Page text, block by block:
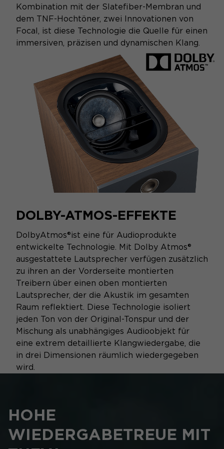
Kombination mit der Slatefiber-Membran und
dem TNF-Hochtöner, zwei Innovationen von
Focal, ist diese Technologie die Quelle für einen
immersiven, präzisen und dynamischen Klang.
DOLBY-ATMOS-EFFEKTE
DolbyAtmos®ist eine für Audioprodukte
entwickelte Technologie. Mit Dolby Atmos®
ausgestattete Lautsprecher verfügen zusätzlich
zu ihren an der Vorderseite montierten
Treibern über einen oben montierten
Lautsprecher, der die Akustik im gesamten
Raum reflektiert. Diese Technologie isoliert
jeden Ton von der Original-Tonspur und der
Mischung als unabhängiges Audioobjekt für
eine extrem detaillierte Klangwiedergabe, die
in drei Dimensionen räumlich wiedergegeben
wird.
HOHE
WIEDERGABETREUE MIT